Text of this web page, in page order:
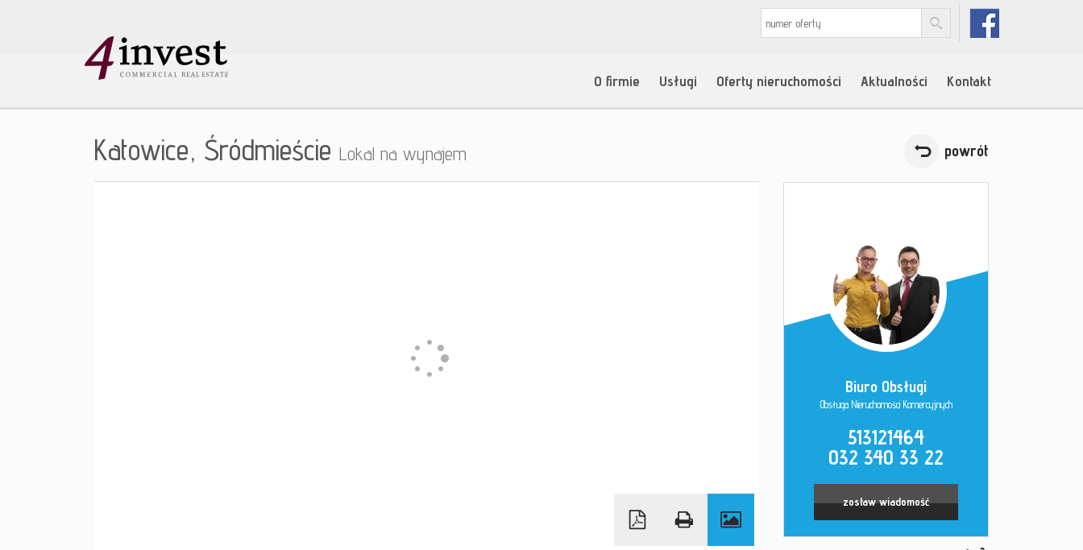
O firmie Usługi Oferty nieruchomości Aktualności Kontakt
Katowice, Śródmieście Lokal na wynajem powrót
Biuro Obsługi
Obsługa Nieruchomości Komercyjnych
513121464
032 340 33 22
zostaw wiadomość